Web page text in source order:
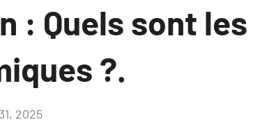
: Quels sont
?.
2025